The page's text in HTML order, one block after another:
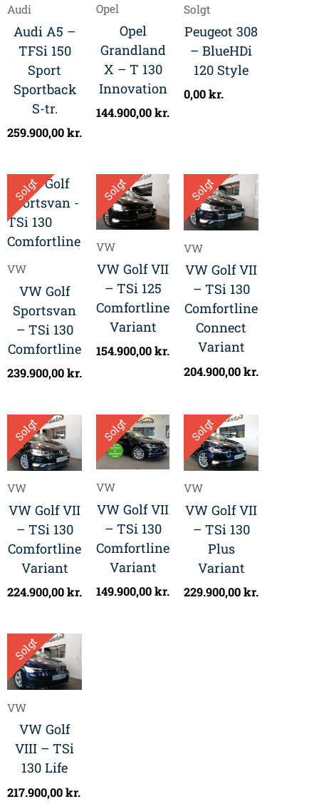
Audi
Audi A5 –
TFSi 150
Sport
Sportback
S-tr.
259.900,00kr.
Opel
Opel
Grandland
X – T 130
Innovation
144.900,00kr.
Solgt
Peugeot 308
– BlueHDi
120 Style
0,00kr.
Solgt
VW
VW Golf
Sportsvan
– TSi 130
Comfortline
239.900,00kr.
Solgt
VW
VW Golf VII
– TSi 125
Comfortline
Variant
154.900,00kr.
Solgt
VW
VW Golf VII
– TSi 130
Comfortline
Connect
Variant
204.900,00kr.
Solgt
VW
VW Golf VII
– TSi 130
Comfortline
Variant
224.900,00kr.
Solgt
VW
VW Golf VII
– TSi 130
Comfortline
Variant
149.900,00kr.
Solgt
VW
VW Golf VII
– TSi 130
Plus
Variant
229.900,00kr.
Solgt
VW
VW Golf
VIII – TSi
130 Life
217.900,00kr.